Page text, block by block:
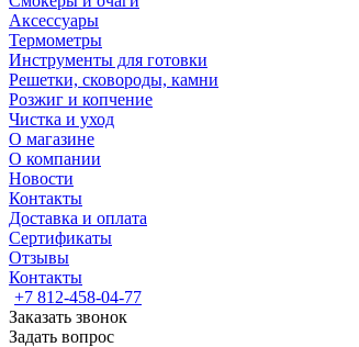
Аксессуары
Термометры
Инструменты для готовки
Решетки, сковороды, камни
Розжиг и копчение
Чистка и уход
О магазине
О компании
Новости
Контакты
Доставка и оплата
Сертификаты
Отзывы
Контакты
+7 812-458-04-77
Заказать звонок
Задать вопрос